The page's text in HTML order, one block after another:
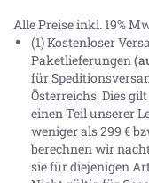
Alle Preise inkl. 19%
(1) Kostenloser
Paketlieferungen
für
Österreichs. Dies
einen Teil unserer
weniger als 299 €
berechnen wir
sie für diejenigen